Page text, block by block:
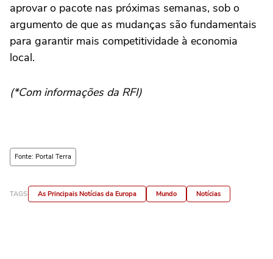
aprovar o pacote nas próximas semanas, sob o
argumento de que as mudanças são fundamentais
para garantir mais competitividade à economia
local.
(*Com informações da RFI)
Fonte: Portal Terra
TAGS As Principais Notícias da Europa Mundo Notícias